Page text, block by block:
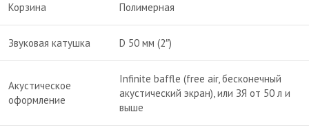
Корзина Полимерная
Звуковая катушка D 50 мм (2″)
Акустическое
оформление
Infinite baffle (free air, бесконечный
акустический экран), или ЗЯ от 50 л и
выше